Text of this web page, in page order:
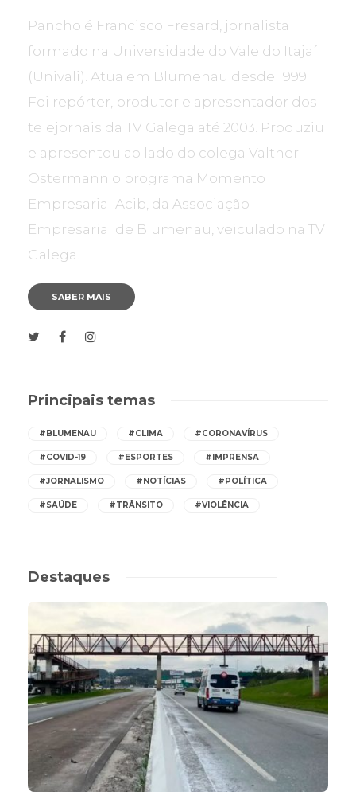
Pancho é Francisco Fresard, jornalista
formado na Universidade do Vale do Itajaí
(Univali). Atua em Blumenau desde 1999.
Foi repórter, produtor e apresentador dos
telejornais da TV Galega até 2003. Produziu
e apresentou ao lado do colega Valther
Ostermann o programa Momento
Empresarial Acib, da Associação
Empresarial de Blumenau, veiculado na TV
Galega.
SABER MAIS
Principais temas
#BLUMENAU #CLIMA #CORONAVÍRUS
#COVID-19 #ESPORTES #IMPRENSA
#JORNALISMO #NOTÍCIAS #POLÍTICA
#SAÚDE #TRÂNSITO #VIOLÊNCIA
Destaques